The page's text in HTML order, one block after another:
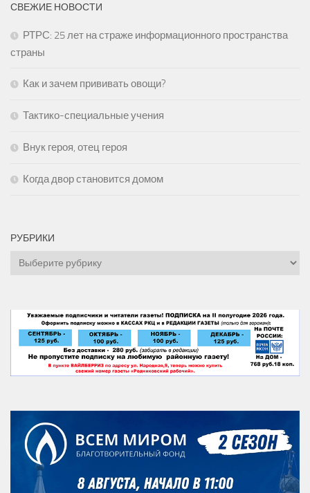
СВЕЖИЕ НОВОСТИ
РТРС: 25 лет на страже информационного пространства
страны
Как и зачем прививать овощи?
Тактико-специальные учения
Внук героя, отец героя
Когда двор становится домом
РУБРИКИ
Рубрики